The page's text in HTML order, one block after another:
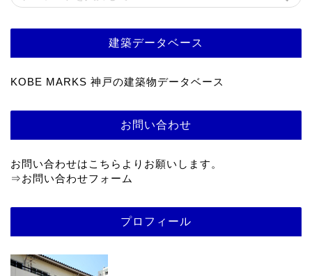
建築データベース
KOBE MARKS 神戸の建築物データベース
お問い合わせ
お問い合わせはこちらよりお願いします。
⇒お問い合わせフォーム
プロフィール